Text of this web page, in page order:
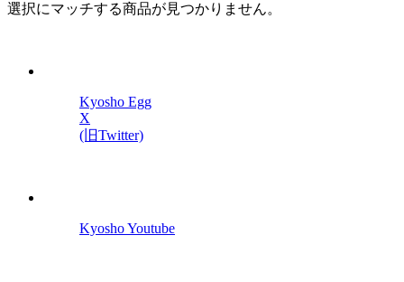
選択にマッチする商品が見つかりません。
Kyosho Egg
X
(旧Twitter)
Kyosho Youtube